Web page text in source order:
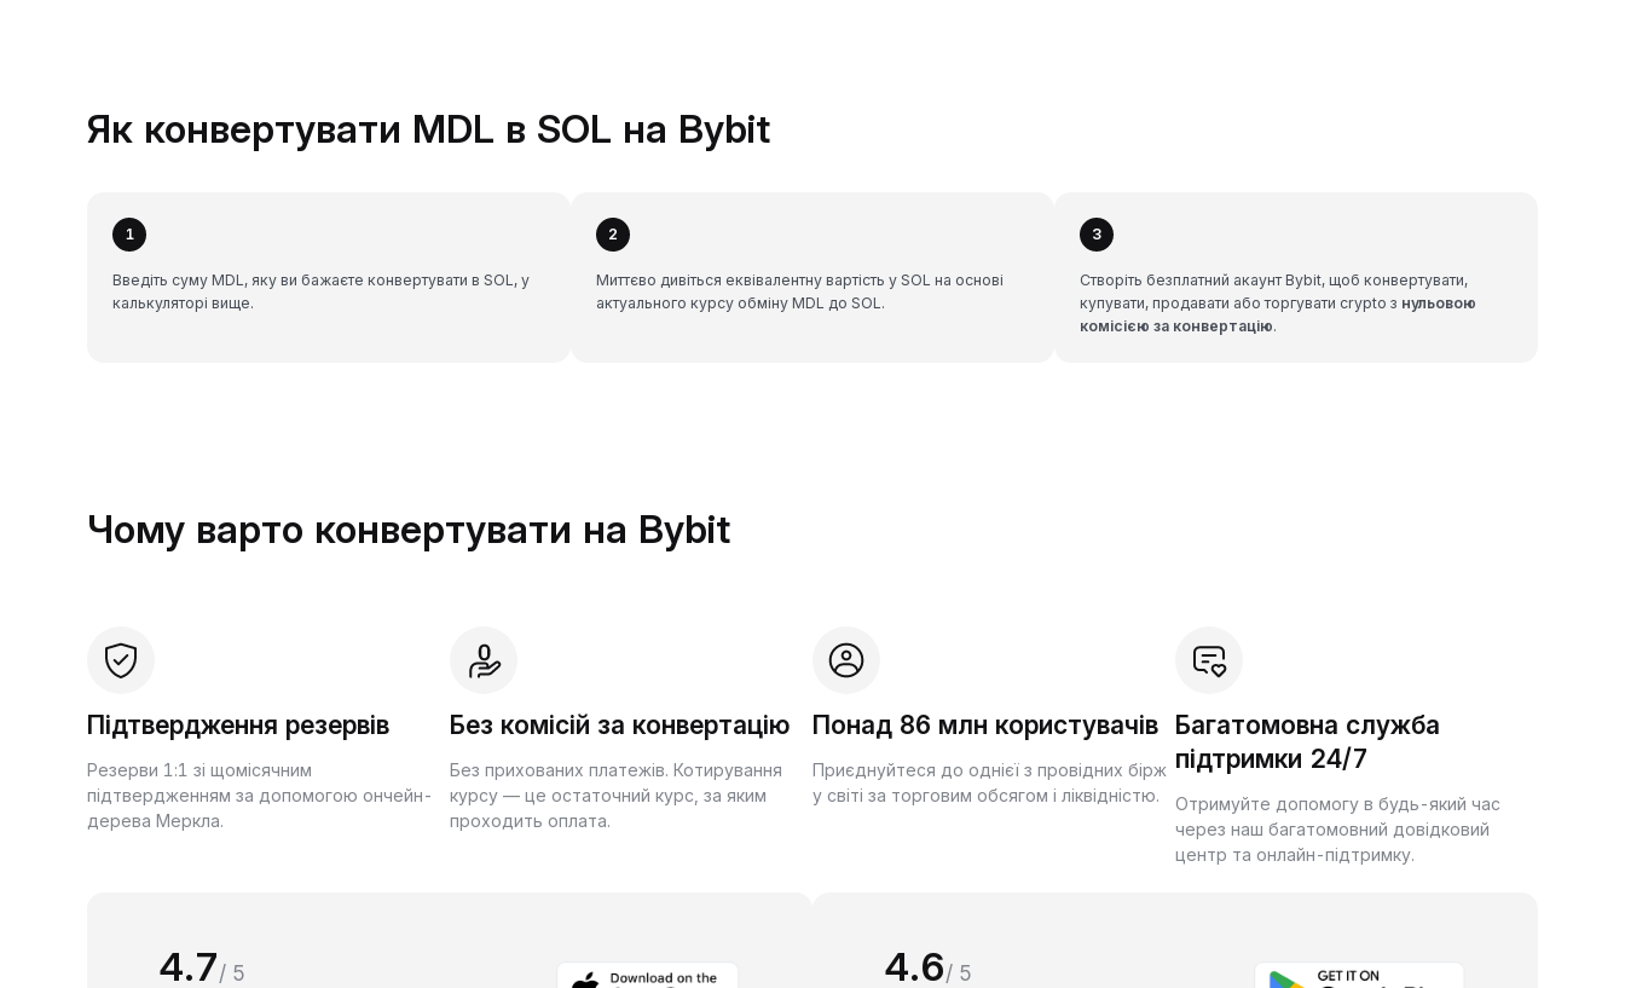
Як конвертувати MDL в SOL на Bybit
1
Введіть суму MDL, яку ви бажаєте конвертувати в SOL, у
калькуляторі вище.
2
Миттєво дивіться еквівалентну вартість у SOL на основі
актуального курсу обміну MDL до SOL.
3
Створіть безплатний акаунт Bybit, щоб конвертувати,
купувати, продавати або торгувати crypto з нульовою
комісією за конвертацію.
Чому варто конвертувати на Bybit
Підтвердження резервів
Резерви 1:1 зі щомісячним
підтвердженням за допомогою ончейн-
дерева Меркла.
Без комісій за конвертацію
Без прихованих платежів. Котирування
курсу — це остаточний курс, за яким
проходить оплата.
Понад 86 млн користувачів
Приєднуйтеся до однієї з провідних бірж
у світі за торговим обсягом і ліквідністю.
Багатомовна служба
підтримки 24/7
Отримуйте допомогу в будь-який час
через наш багатомовний довідковий
центр та онлайн-підтримку.
4.7/ 5 4.6/ 5